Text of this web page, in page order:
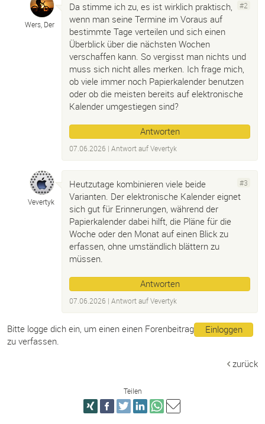
Wers, Der
#2
Da stimme ich zu, es ist wirklich praktisch,
wenn man seine Termine im Voraus auf
bestimmte Tage verteilen und sich einen
Überblick über die nächsten Wochen
verschaffen kann. So vergisst man nichts und
muss sich nicht alles merken. Ich frage mich,
ob viele immer noch Papierkalender benutzen
oder ob die meisten bereits auf elektronische
Kalender umgestiegen sind?
Antworten
07.06.2026 | Antwort aufVevertyk
Vevertyk
#3
Heutzutage kombinieren viele beide
Varianten. Der elektronische Kalender eignet
sich gut für Erinnerungen, während der
Papierkalender dabei hilft, die Pläne für die
Woche oder den Monat auf einen Blick zu
erfassen, ohne umständlich blättern zu
müssen.
Antworten
07.06.2026 | Antwort aufVevertyk
Einloggen
Bitte logge dich ein, um einen einen Forenbeitrag
zu verfassen.
zurück
Teilen